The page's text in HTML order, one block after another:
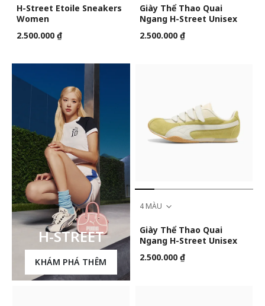
H-Street Etoile Sneakers
Women
2.500.000 ₫
Giày Thể Thao Quai
Ngang H-Street Unisex
2.500.000 ₫
H-STREET
KHÁM PHÁ THÊM
4 MÀU
Giày Thể Thao Quai
Ngang H-Street Unisex
2.500.000 ₫